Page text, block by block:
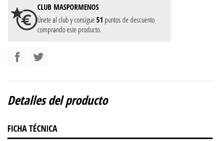
CLUB MASPORMENOS
Únete al club y consigue51 puntos de descuento
comprando este producto.
Detalles del producto
FICHA TÉCNICA